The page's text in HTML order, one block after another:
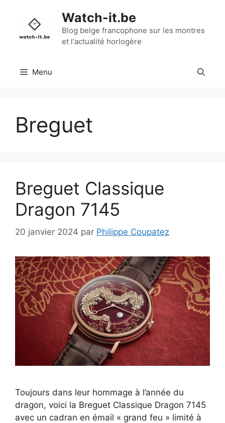
contenu
Watch-it.be
Blog belge francophone sur les montres
et l'actualité horlogère
Menu
Breguet
Breguet Classique
Dragon 7145
20 janvier 2024 par Philippe Coupatez
Toujours dans leur hommage à l’année du
dragon, voici la Breguet Classique Dragon 7145
avec un cadran en émail « grand feu » limité à